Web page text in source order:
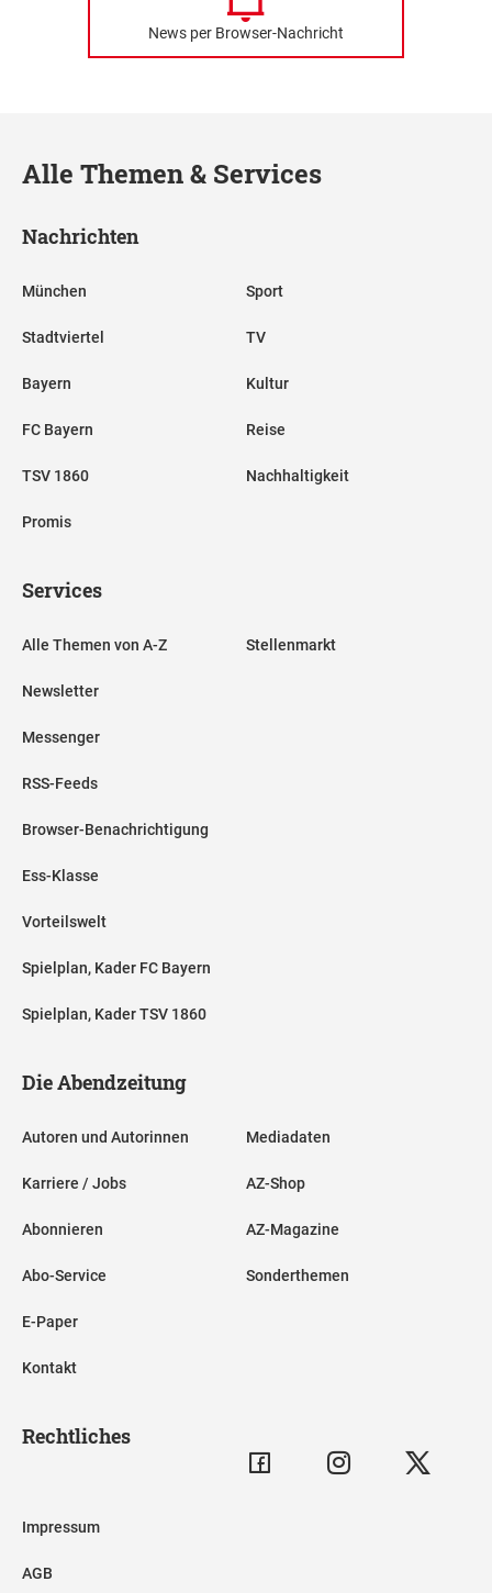
News per Browser-Nachricht
Alle Themen & Services
Nachrichten
München
Stadtviertel
Bayern
FC Bayern
TSV 1860
Promis
Sport
TV
Kultur
Reise
Nachhaltigkeit
Services
Alle Themen von A-Z
Newsletter
Messenger
RSS-Feeds
Browser-Benachrichtigung
Ess-Klasse
Vorteilswelt
Spielplan, Kader FC Bayern
Spielplan, Kader TSV 1860
Stellenmarkt
Die Abendzeitung
Autoren und Autorinnen
Karriere / Jobs
Abonnieren
Abo-Service
E-Paper
Kontakt
Mediadaten
AZ-Shop
AZ-Magazine
Sonderthemen
Rechtliches
Impressum
AGB